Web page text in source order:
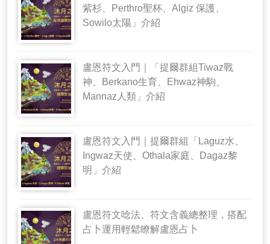
紫杉、Perthro聖杯、Algiz 保護、
Sowilo太陽」介紹
盧恩符文入門｜「提爾群組Tiwaz戰
神、Berkano生育、Ehwaz神駒、
Mannaz人類」介紹
盧恩符文入門｜提爾群組「Laguz水、
Ingwaz天使、Othala家庭、Dagaz黎
明」介紹
盧恩符文唸法、符文含義總整理，搭配
占卜運用輕鬆瞭解盧恩占卜